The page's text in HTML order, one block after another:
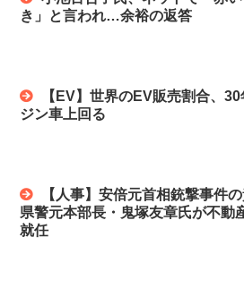
【動画】ショートスリーパー堀さん、
き」と言われ…余裕の返答
【EV】世界のEV販売割合、
ジン車上回る
【人事】安倍元首相銃撃事件
県警元本部長・鬼塚友章氏が不動
就任